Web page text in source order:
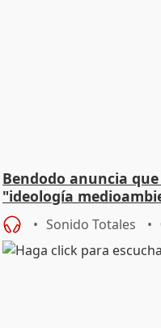
Bendodo anuncia
"ideología
playas
Sonido Totales